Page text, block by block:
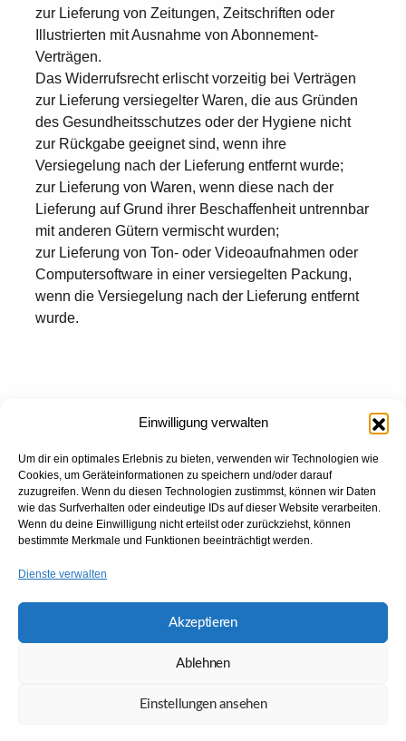
Einwilligung verwalten
Um dir ein optimales Erlebnis zu bieten, verwenden wir Technologien wie
Cookies, um Geräteinformationen zu speichern und/oder darauf
zuzugreifen. Wenn du diesen Technologien zustimmst, können wir Daten
wie das Surfverhalten oder eindeutige IDs auf dieser Website verarbeiten.
Wenn du deine Einwilligung nicht erteilst oder zurückziehst, können
bestimmte Merkmale und Funktionen beeinträchtigt werden.
Dienste verwalten
Akzeptieren
Ablehnen
Einstellungen ansehen
zur Lieferung von Zeitungen, Zeitschriften oder
Illustrierten mit Ausnahme von Abonnement-
Verträgen.
Das Widerrufsrecht erlischt vorzeitig bei Verträgen
zur Lieferung versiegelter Waren, die aus Gründen
des Gesundheitsschutzes oder der Hygiene nicht
zur Rückgabe geeignet sind, wenn ihre
Versiegelung nach der Lieferung entfernt wurde;
zur Lieferung von Waren, wenn diese nach der
Lieferung auf Grund ihrer Beschaffenheit untrennbar
mit anderen Gütern vermischt wurden;
zur Lieferung von Ton- oder Videoaufnahmen oder
Computersoftware in einer versiegelten Packung,
wenn die Versiegelung nach der Lieferung entfernt
wurde.